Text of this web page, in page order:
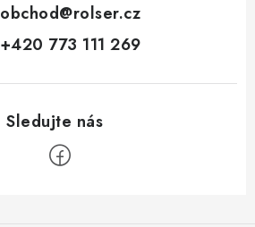
obchod@rolser.cz
+420 773 111 269